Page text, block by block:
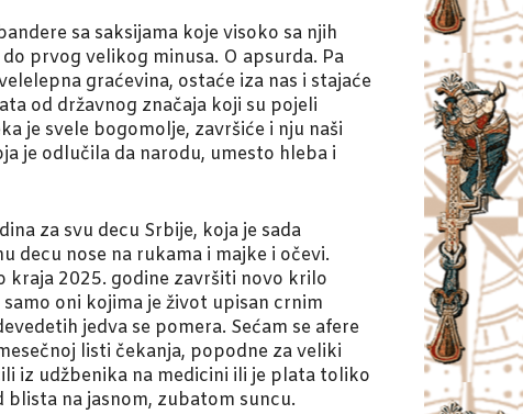
sa saksijama koje visoko sa njih
prvog velikog minusa. O apsurda. Pa
graćevina, ostaće iza nas i stajaće
od državnog značaja koji su pojeli
je svele bogomolje, završiće i nju naši
je odlučila da narodu, umesto hleba i
za svu decu Srbije, koja je sada
decu nose na rukama i majke i očevi.
kraja 2025. godine završiti novo krilo
oni kojima je život upisan crnim
jedva se pomera. Sećam se afere
listi čekanja, popodne za veliki
iz udžbenika na medicini ili je plata toliko
na jasnom, zubatom suncu.